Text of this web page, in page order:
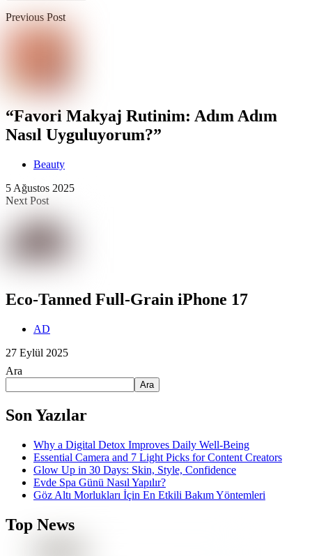
Previous Post
“Favori Makyaj Rutinim: Adım Adım
Nasıl Uyguluyorum?”
Beauty
5 Ağustos 2025
Next Post
Eco-Tanned Full-Grain iPhone 17
AD
27 Eylül 2025
Ara
Ara
Son Yazılar
Why a Digital Detox Improves Daily Well-Being
Essential Camera and 7 Light Picks for Content Creators
Glow Up in 30 Days: Skin, Style, Confidence
Evde Spa Günü Nasıl Yapılır?
Göz Altı Morlukları İçin En Etkili Bakım Yöntemleri
Top News